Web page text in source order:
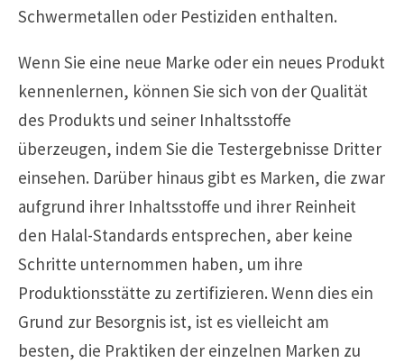
Schwermetallen oder Pestiziden enthalten.
Wenn Sie eine neue Marke oder ein neues Produkt
kennenlernen, können Sie sich von der Qualität
des Produkts und seiner Inhaltsstoffe
überzeugen, indem Sie die Testergebnisse Dritter
einsehen. Darüber hinaus gibt es Marken, die zwar
aufgrund ihrer Inhaltsstoffe und ihrer Reinheit
den Halal-Standards entsprechen, aber keine
Schritte unternommen haben, um ihre
Produktionsstätte zu zertifizieren. Wenn dies ein
Grund zur Besorgnis ist, ist es vielleicht am
besten, die Praktiken der einzelnen Marken zu